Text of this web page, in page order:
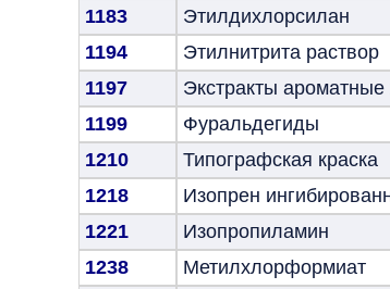
1183
Этилдихлорсилан
1194
Этилнитрита раствор
1197
Экстракты
1199
Фуральдегиды
1210
Типографская краска
1218
Изопрен
1221
Изопропиламин
1238
Метилхлорформиат